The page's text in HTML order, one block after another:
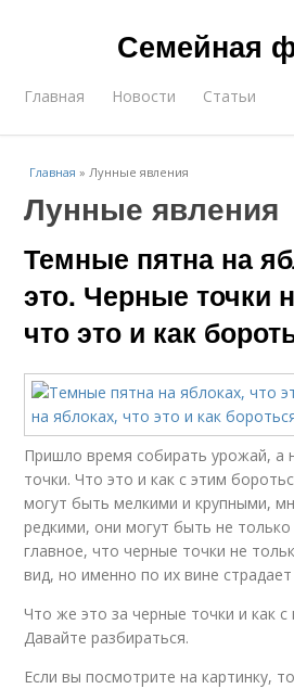
Семейная
Главная Новости Статьи
Главная »Лунные явления
Лунные явления
Темные пятна на
это. Черные точки
что это и как
Пришло время собирать урожай, а
точки. Что это и как с этим
могут быть мелкими и крупными,
редкими, они могут быть не
главное, что черные точки не
вид, но именно по их вине
Что же это за черные точки и как
Давайте разбираться.
Если вы посмотрите на картинку,